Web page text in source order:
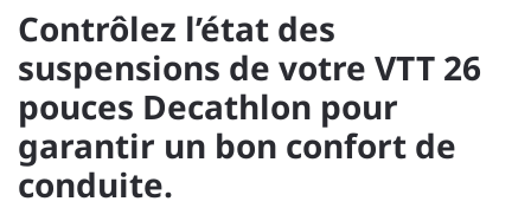
Contrôlez l’état des
suspensions de votre VTT 26
pouces Decathlon pour
garantir un bon confort de
conduite.